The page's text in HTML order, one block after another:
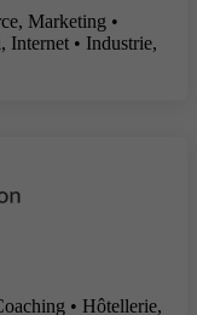
Marketing •
Internet • Industrie,
• Hôtellerie,